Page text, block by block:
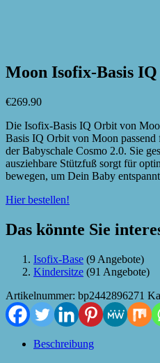
Moon Isofix-Basis
€269.90
Die Isofix-Basis IQ Orbit von
Basis IQ Orbit von Moon
der Babyschale Cosmo 2.0. Sie
ausziehbare Stützfuß sorgt für
bewegen, um Dein Baby
Hier bestellen!
Das könnte Sie
Isofix-Base (9 Angebote)
Kindersitze (91 Angebote)
Artikelnummer: bp2442896271
Beschreibung